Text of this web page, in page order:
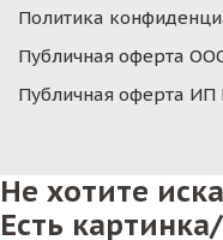
Политика
Публичная оферта
Публичная оферта
Не хотите
Есть